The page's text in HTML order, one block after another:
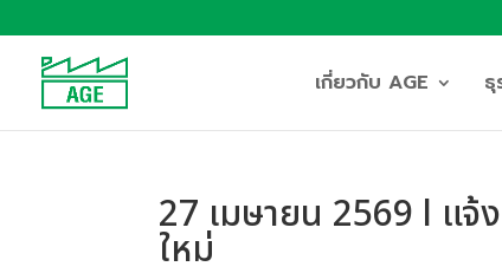
เกี่ยวกับ AGE ธุ
27 เมษายน 2569 l แจ้
ใหม่